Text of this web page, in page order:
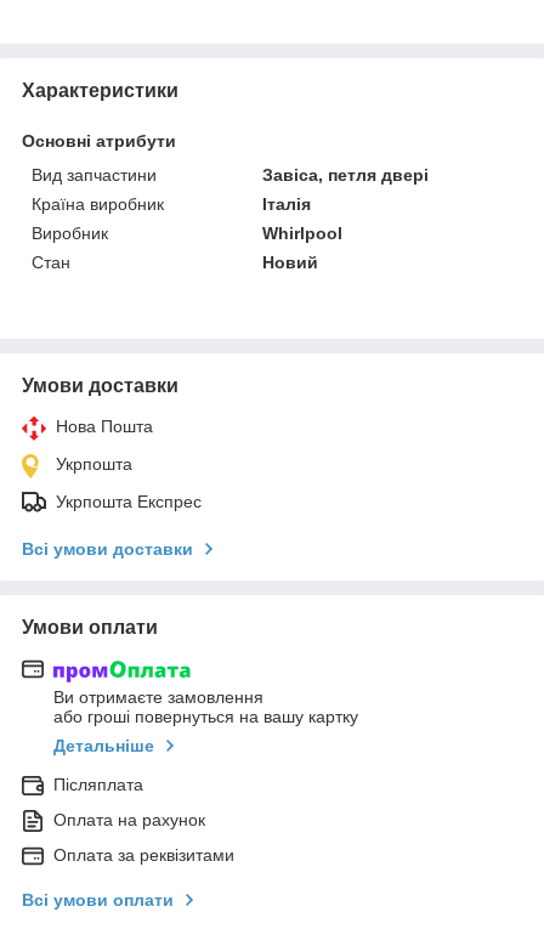
Характеристики
Основні атрибути
Вид запчастини
Завіса, петля двері
Країна виробник
Італія
Виробник
Whirlpool
Стан
Новий
Умови доставки
Нова Пошта
Укрпошта
Укрпошта Експрес
Всі умови доставки
Умови оплати
Ви отримаєте замовлення
або гроші повернуться на вашу картку
Детальніше
Післяплата
Оплата на рахунок
Оплата за реквізитами
Всі умови оплати